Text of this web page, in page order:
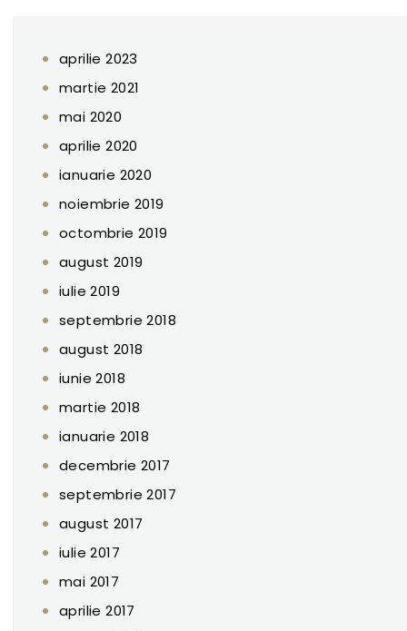
aprilie 2023
martie 2021
mai 2020
aprilie 2020
ianuarie 2020
noiembrie 2019
octombrie 2019
august 2019
iulie 2019
septembrie 2018
august 2018
iunie 2018
martie 2018
ianuarie 2018
decembrie 2017
septembrie 2017
august 2017
iulie 2017
mai 2017
aprilie 2017